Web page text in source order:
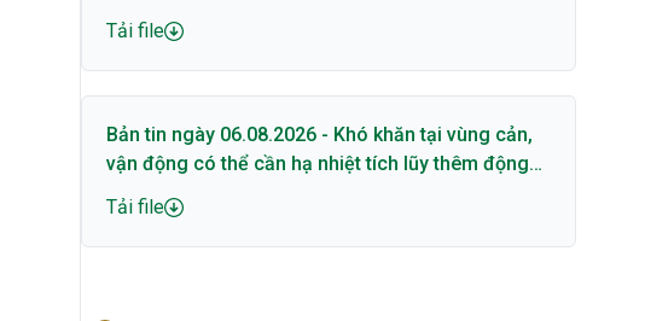
Tải file
Bản tin ngày 06.08.2026 - Khó khăn tại vùng cản,
vận động có thể cần hạ nhiệt tích lũy thêm động
lượng
Tải file